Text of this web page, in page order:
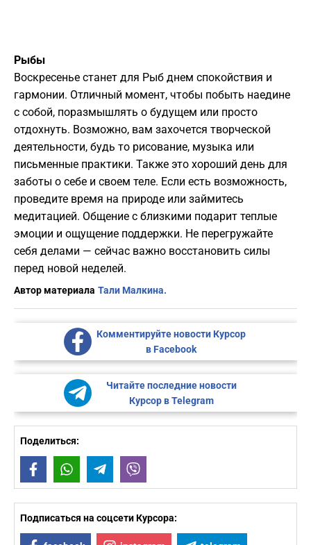
Рыбы
Воскресенье станет для Рыб днем спокойствия и
гармонии. Отличный момент, чтобы побыть наедине
с собой, поразмышлять о будущем или просто
отдохнуть. Возможно, вам захочется творческой
деятельности, будь то рисование, музыка или
письменные практики. Также это хороший день для
заботы о себе и своем теле. Если есть возможность,
проведите время на природе или займитесь
медитацией. Общение с близкими подарит теплые
эмоции и ощущение поддержки. Не перегружайте
себя делами — сейчас важно восстановить силы
перед новой неделей.
Автор материала Тали Малкина.
Комментируйте новости Курсор
в Facebook
Читайте последние новости
Курсор в Telegram
Поделиться:
FacebookWhatsAppTelegram
Подписаться на соцсети Курсора: